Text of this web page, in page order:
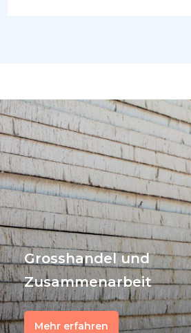
Grosshandel und
Zusammenarbeit
Mehr erfahren